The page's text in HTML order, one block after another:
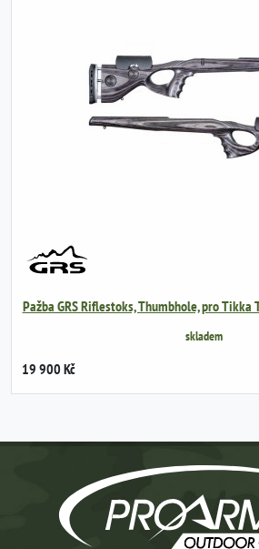
Pažba GRS Riflestoks, Thumbhole, pro Tikka
skladem
19 900 Kč